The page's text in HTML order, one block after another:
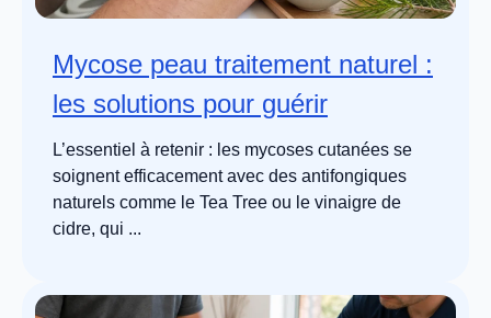
Mycose peau traitement naturel :
les solutions pour guérir
L’essentiel à retenir : les mycoses cutanées se
soignent efficacement avec des antifongiques
naturels comme le Tea Tree ou le vinaigre de
cidre, qui ...